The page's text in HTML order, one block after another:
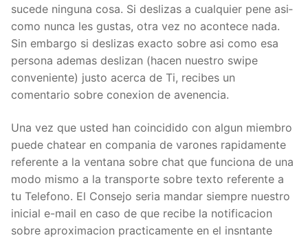
sucede ninguna cosa. Si deslizas a cualquier pene asi­
como nunca les gustas, otra vez no acontece nada.
Sin embargo si deslizas exacto sobre asi­ como esa
persona ademas deslizan (hacen nuestro swipe
conveniente) justo acerca de Ti, recibes un
comentario sobre conexion de avenencia.
Una vez que usted han coincidido con algun miembro
puede chatear en compania de varones rapidamente
referente a la ventana sobre chat que funciona de una
modo mismo a la transporte sobre texto referente a
tu Telefono. El Consejo seri­a mandar siempre nuestro
inicial e-mail en caso de que recibe la notificacion
sobre aproximacion practicamente en el insntante